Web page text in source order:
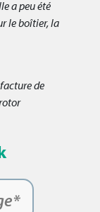
a peu été
le boîtier, la
de